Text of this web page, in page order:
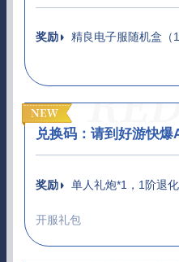
奖励 精良电子服随机盒（1
兑换码： 请到好游快爆
奖励 单人礼炮*1，1阶退
开服礼包